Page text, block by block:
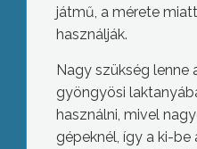
játmű, a mérete
használják.
Nagy szükség lenne
gyöngyösi
használni, mivel
gépeknél, így a ki-be